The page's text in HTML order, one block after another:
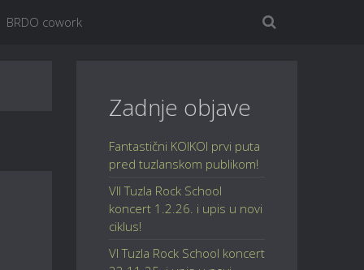
BRDO cowork
Zadnje objave
Fantastični KOIKOI prvi puta
pred tuzlanskom publikom!
VII Tuzla Rock School
koncert 1.2.26. i upis u novi
ciklus!
VI Tuzla Rock School koncert